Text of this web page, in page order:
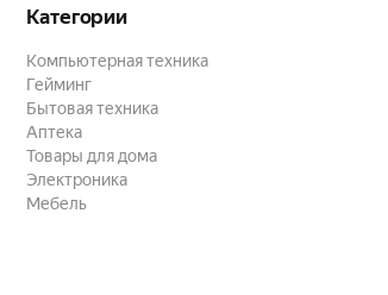
Категории
Компьютерная техника
Гейминг
Бытовая техника
Аптека
Товары для дома
Электроника
Мебель